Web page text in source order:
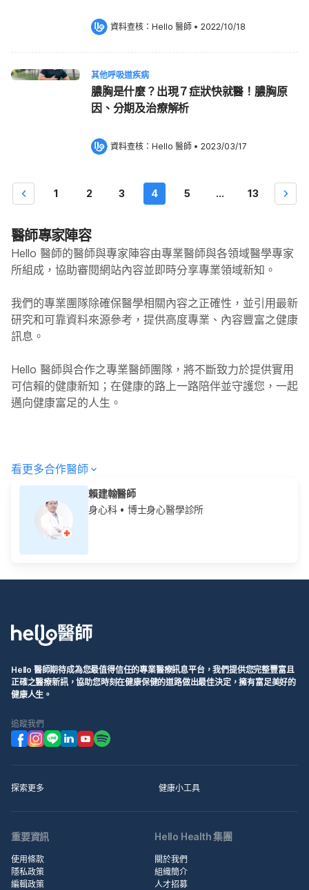
資料查核： Hello 醫師 • 2022/10/18
其他呼吸道疾病
膿胸是什麼？出現７症狀快就醫！膿胸原
因、分期及治療解析
資料查核： Hello 醫師 • 2023/03/17
1 2 3 4 5 ... 13
醫師專家陣容
Hello 醫師的醫師與專家陣容由專業醫師與各領域醫學專家
所組成，協助審閱網站內容並即時分享專業領域新知。
我們的專業團隊除確保醫學相關內容之正確性，並引用最新
研究和可靠資料來源參考，提供高度專業、內容豐富之健康
訊息。
Hello 醫師與合作之專業醫師團隊，將不斷致力於提供實用
可信賴的健康新知；在健康的路上一路陪伴並守護您，一起
邁向健康富足的人生。
看更多合作醫師
賴建翰醫師
身心科• 博士身心醫學診所
Hello 醫師期待成為您最值得信任的專業醫療訊息平台，我們提供您完整豐富且
正確之醫療新訊，協助您時刻在健康保健的道路做出最佳決定，擁有富足美好的
健康人生。
追蹤我們
探索更多 健康小工具
重要資訊
使用條款
隱私政策
編輯政策
Hello Health 集團
關於我們
組織簡介
人才招募